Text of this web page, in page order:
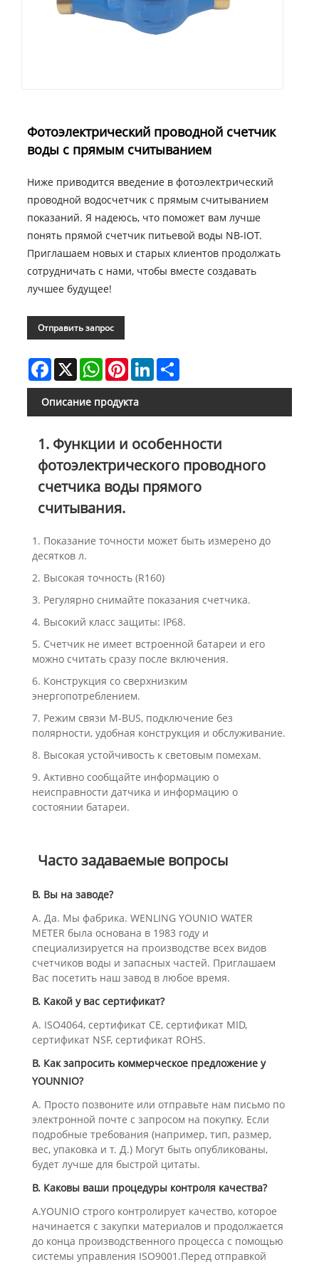
Фотоэлектрический проводной счетчик
воды с прямым считыванием
Ниже приводится введение в фотоэлектрический
проводной водосчетчик с прямым считыванием
показаний. Я надеюсь, что поможет вам лучше
понять прямой счетчик питьевой воды NB-IOT.
Приглашаем новых и старых клиентов продолжать
сотрудничать с нами, чтобы вместе создавать
лучшее будущее!
Отправить запрос
Facebook
X WhatsAppPinterestLinkedInShare
Описание продукта
1. Функции и особенности
фотоэлектрического проводного
счетчика воды прямого
считывания.
1. Показание точности может быть измерено до
десятков л.
2. Высокая точность (R160)
3. Регулярно снимайте показания счетчика.
4. Высокий класс защиты: IP68.
5. Счетчик не имеет встроенной батареи и его
можно считать сразу после включения.
6. Конструкция со сверхнизким
энергопотреблением.
7. Режим связи M-BUS, подключение без
полярности, удобная конструкция и обслуживание.
8. Высокая устойчивость к световым помехам.
9. Активно сообщайте информацию о
неисправности датчика и информацию о
состоянии батареи.
Часто задаваемые вопросы
В. Вы на заводе?
А. Да. Мы фабрика. WENLING YOUNIO WATER
METER была основана в 1983 году и
специализируется на производстве всех видов
счетчиков воды и запасных частей. Приглашаем
Вас посетить наш завод в любое время.
В. Какой у вас сертификат?
A. ISO4064, сертификат CE, сертификат MID,
сертификат NSF, сертификат ROHS.
В. Как запросить коммерческое предложение у
YOUNNIO?
A. Просто позвоните или отправьте нам письмо по
электронной почте с запросом на покупку. Если
подробные требования (например, тип, размер,
вес, упаковка и т. Д.) Могут быть опубликованы,
будет лучше для быстрой цитаты.
В. Каковы ваши процедуры контроля качества?
A.YOUNIO строго контролирует качество, которое
начинается с закупки материалов и продолжается
до конца производственного процесса с помощью
системы управления ISO9001.Перед отправкой